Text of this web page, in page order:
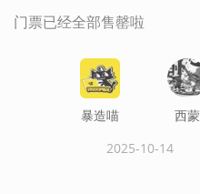
门票已经全部售罄啦
暴造喵
西蒙
2025-10-14